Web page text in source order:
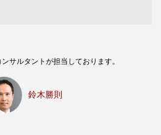
サルタントが担当しております。
鈴木勝則